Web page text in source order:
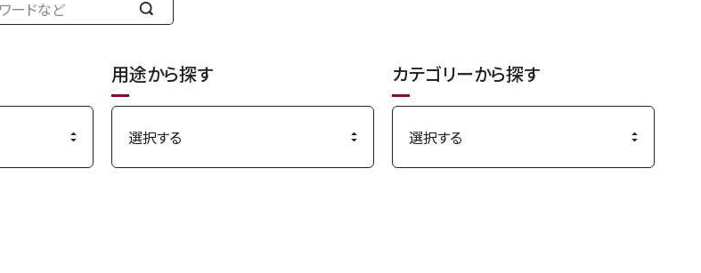
検
す
用途から探す カテゴリーから探す